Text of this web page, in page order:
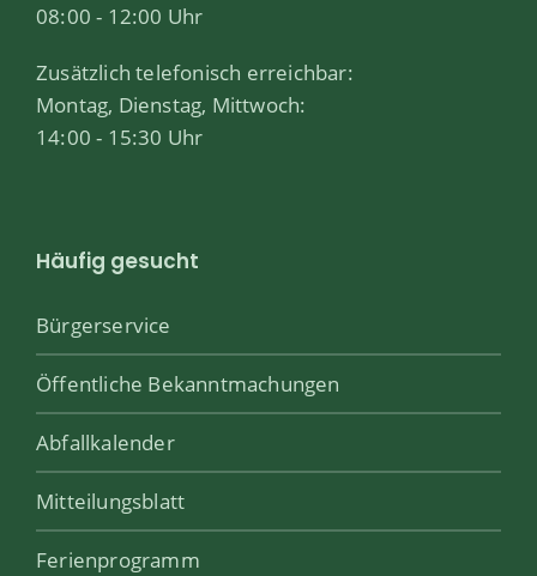
08:00 - 12:00 Uhr
Zusätzlich telefonisch erreichbar:
Montag, Dienstag, Mittwoch:
14:00 - 15:30 Uhr
Häufig gesucht
Bürgerservice
Öffentliche Bekanntmachungen
Abfallkalender
Mitteilungsblatt
Ferienprogramm